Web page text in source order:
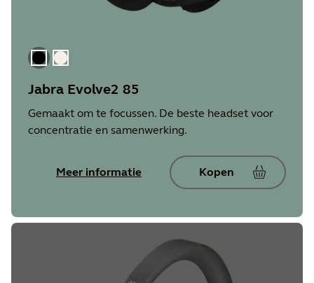
zwartGoud Beige
Jabra Evolve2 85
Gemaakt om te focussen. De beste headset voor
concentratie en samenwerking.
Meer informatie Kopen